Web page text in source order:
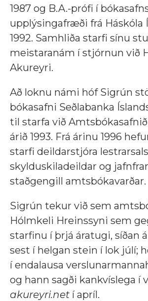
1987 og B.A.-prófi í
upplýsingafræði frá Háskóla
1992. Samhliða starfi sínu
meistaranám í stjórnun við
Akureyri.
Að loknu námi hóf Sigrún
bókasafni Seðlabanka
til starfa við
árið 1993. Frá árinu 1996
starfi deildarstjóra
skylduskiladeildar og
staðgengill amtsbókavarðar.
Sigrún tekur við sem
Hólmkeli Hreinssyni sem
starfinu í þrjá áratugi, síðan
sest í helgan stein í lok júlí;
í endalausa
og hann sagði kankvíslega í
akureyri.net í apríl.